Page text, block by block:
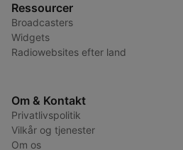
Ressourcer
Broadcasters
Widgets
Radiowebsites efter land
Om & Kontakt
Privatlivspolitik
Vilkår og tjenester
Om os